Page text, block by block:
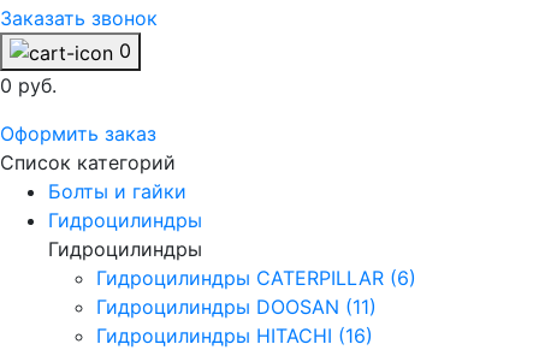
Заказать звонок
0
0 руб.
Оформить заказ
Список категорий
Болты и гайки
Гидроцилиндры
Гидроцилиндры
Гидроцилиндры CATERPILLAR (6)
Гидроцилиндры DOOSAN (11)
Гидроцилиндры HITACHI (16)